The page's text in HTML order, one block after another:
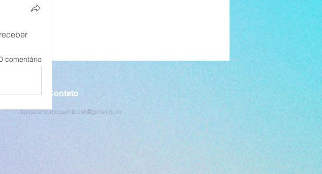
comentário
daycaremontessoribrasil@gmail.com
Contato